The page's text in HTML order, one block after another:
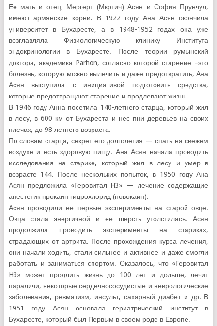
Ее мать и отец, Мергерт (Мкртич) Асян и София Прунчул,
имеют армянские корни. В 1922 году Ана Асян окончила
университет в Бухаресте, а в 1948-1952 годах она уже
возглавляла Физиологическую клинику Института
эндокринологии в Бухаресте. После теории румынский
доктора, академика Parhon, согласно которой старение –это
болезнь, которую можно вылечить и даже предотвратить, Ана
Асян выступила с инициативой подготовить средства,
которые предотвращают старение и продлевают жизнь.
В 1946 году Анна посетила 140-летнего старца, который жил
в лесу, в 600 км от Бухареста и нес пни деревьев на своих
плечах, до 98 летнего возраста.
По словам старца, секрет его долголетия — спать на свежем
воздухе и есть здоровую пищу. Ана Асян начала проводить
исследования на старике, который жил в лесу и умер в
возрасте 144. После нескольких попыток, в 1950 году Ана
Асян предложила «Геровитал H3» — лечение содержащие
анестетик прокаин гидрохлорид (новокаин).
Асян проводили ее первые эксперименты на старой овце.
Овца стала энергичной и ее шерсть утолстилась. Асян
продолжила проводить эксперименты на стариках,
страдающих от артрита. После прохождения курса лечения,
они начали ходить, стали сильнее и активнее и даже смогли
работать и заниматься спортом. Оказалось, что «Геровитал
H3» может продлить жизнь до 100 лет и дольше, лечит
параличи, некоторые сердечнососудистые и неврологические
заболевания, ревматизм, инсульт, сахарный диабет и др. В
1951 году Асян основала гериатрический институт в
Бухаресте, который был Первым в своем роде в Европе.